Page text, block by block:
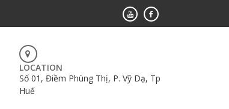
LOCATION
Số 01, Điềm Phùng Thị, P. Vỹ Dạ, Tp
Huế